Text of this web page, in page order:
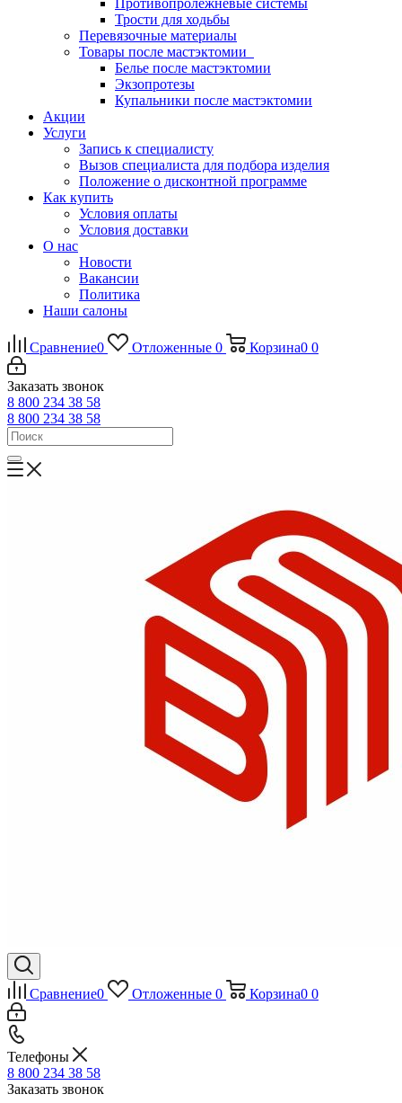
Противопролежневые системы
Трости для ходьбы
Перевязочные материалы
Товары после мастэктомии
Белье после мастэктомии
Экзопротезы
Купальники после мастэктомии
Акции
Услуги
Запись к специалисту
Вызов специалиста для подбора изделия
Положение о дисконтной программе
Как купить
Условия оплаты
Условия доставки
О нас
Новости
Вакансии
Политика
Наши салоны
Сравнение0 Отложенные 0 Корзина0 0
Заказать звонок
8 800 234 38 58
8 800 234 38 58
Сравнение0 Отложенные 0 Корзина0 0
Телефоны
8 800 234 38 58
Заказать звонок